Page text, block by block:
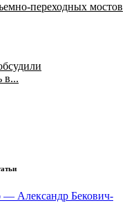
переходных мостов
в...
Александр Бекович-